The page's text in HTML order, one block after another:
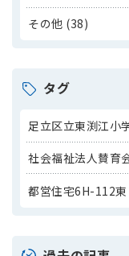
その他 (38)
タグ
足立区立東渕江小
社会福祉法人賛育
都営住宅6H-112